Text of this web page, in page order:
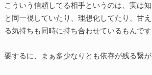
こういう信頼してる相手というのは、実は
と同一視していたり、理想化してたり、甘
る気持ちも同時に持ち合わせているもんです
要するに、まぁ多少なりとも依存が残る繋が